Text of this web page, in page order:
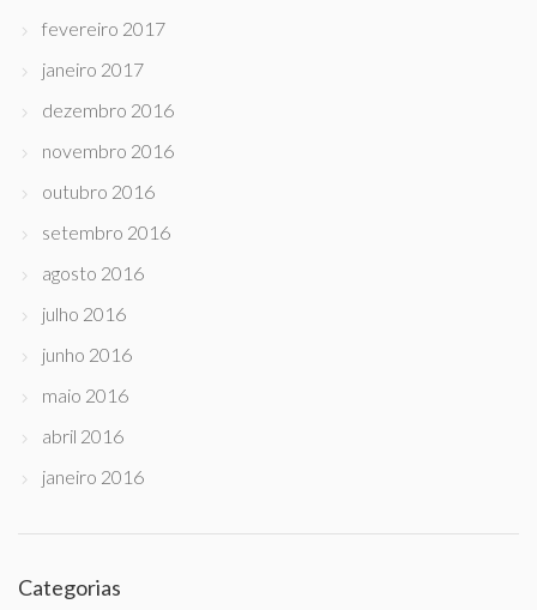
fevereiro 2017
janeiro 2017
dezembro 2016
novembro 2016
outubro 2016
setembro 2016
agosto 2016
julho 2016
junho 2016
maio 2016
abril 2016
janeiro 2016
Categorias